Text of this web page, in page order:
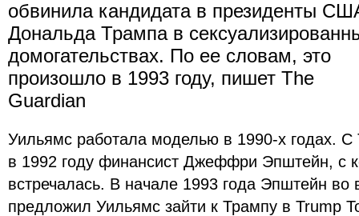
обвинила кандидата в президенты
Дональда Трампа в
домогательствах. По ее словам, это
произошло в 1993 году, пишет The
Guardian
Уильямс работала моделью в 1990-х годах.
в 1992 году финансист Джеффри Эпштейн, с
встречалась. В начале 1993 года Эпштейн во
предложил Уильямс зайти к Трампу в Trump